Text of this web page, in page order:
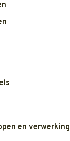
en verwerking